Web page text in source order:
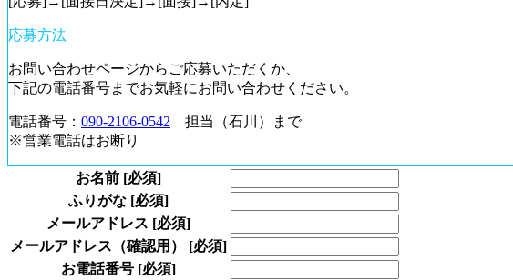
応募方法
お問い合わせページからご応募いただくか、
下記の電話番号までお気軽にお問い合わせください。
電話番号： 090-2106-0542 担当（石川）まで
※営業電話はお断り
お名前 [必須]
ふりがな [必須]
メールアドレス [必須]
メールアドレス（確認用） [必須]
お電話番号 [必須]